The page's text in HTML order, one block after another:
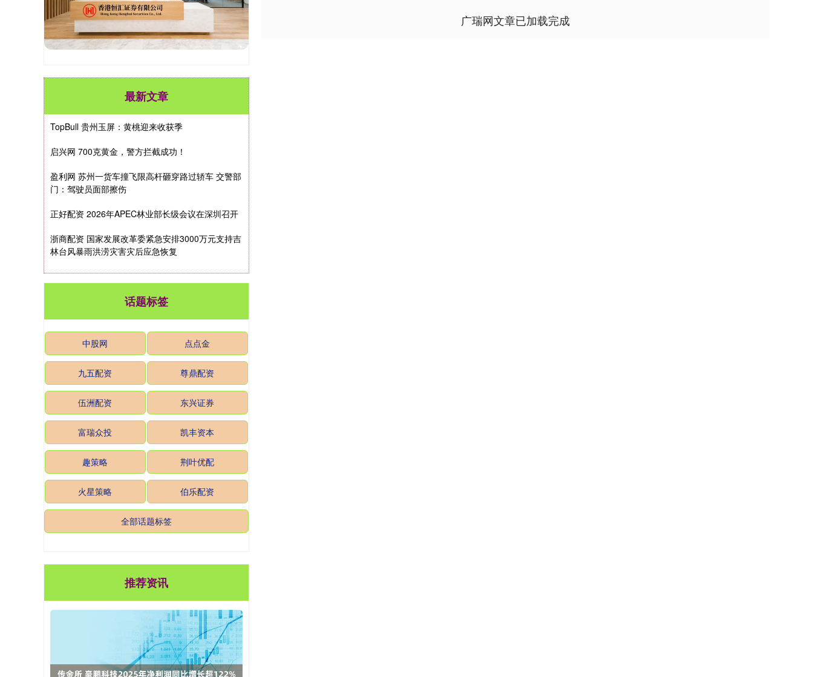
广瑞网文章已加载完成
最新文章
TopBull 贵州玉屏：黄桃迎来收获季
启兴网 700克黄金，警方拦截成功！
盈利网 苏州一货车撞飞限高杆砸穿路过轿车 交警部
门：驾驶员面部擦伤
正好配资 2026年APEC林业部长级会议在深圳召开
浙商配资 国家发展改革委紧急安排3000万元支持吉
林台风暴雨洪涝灾害灾后应急恢复
话题标签
中股网 点点金
九五配资 尊鼎配资
伍洲配资 东兴证券
富瑞众投 凯丰资本
趣策略 荆叶优配
火星策略 伯乐配资
全部话题标签
推荐资讯